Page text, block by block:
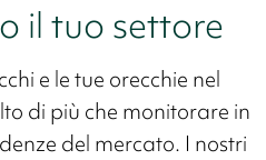
il tuo settore
e le tue orecchie nel
di più che monitorare in
del mercato. I nostri